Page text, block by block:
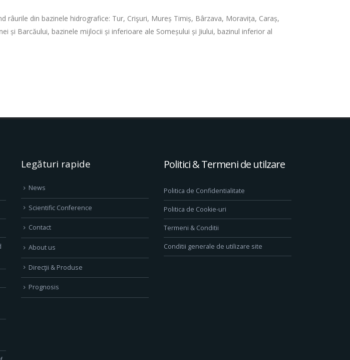
din bazinele hidrografice: Tur, Crişuri, Mureș Timiș, Bârzava, Moravița, Caraș,
și Barcăului, bazinele mijlocii și inferioare ale Someșului și Jiului, bazinul inferior al
Legături rapide
News
Scientific Conference
Contact
About us
Direcţii & Produse
Prognosis
Politici & Termeni de utilzare
Politica de Confidentialitate
Politica de Cookie-uri
Termeni & Conditii
Conditii generale de utilizare site